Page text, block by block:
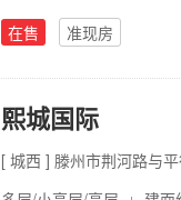
在售
准现房
熙城国际
[ 城西 ] 滕州市荆河路与